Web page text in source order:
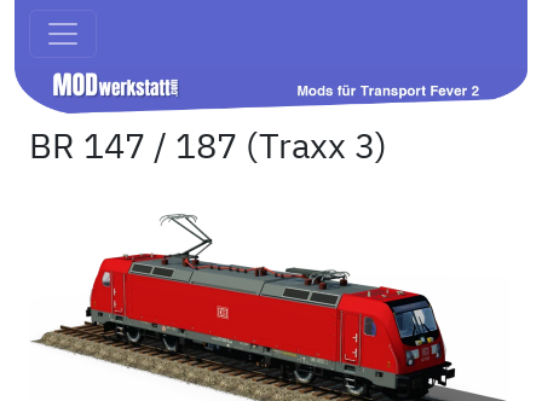
BR 147 / 187 (Traxx 3)